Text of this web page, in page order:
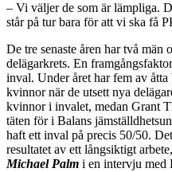
– Vi väljer de som är lämpliga.
står på tur bara för att vi ska få
De tre senaste åren har två
delägarkrets. En
inval. Under året har fem av
kvinnor när de utsett nya
kvinnor i invalet, medan Grant
täten för i Balans
haft ett inval på precis 50/50.
resultatet av ett långsiktigt
Michael Palm i en intervju med